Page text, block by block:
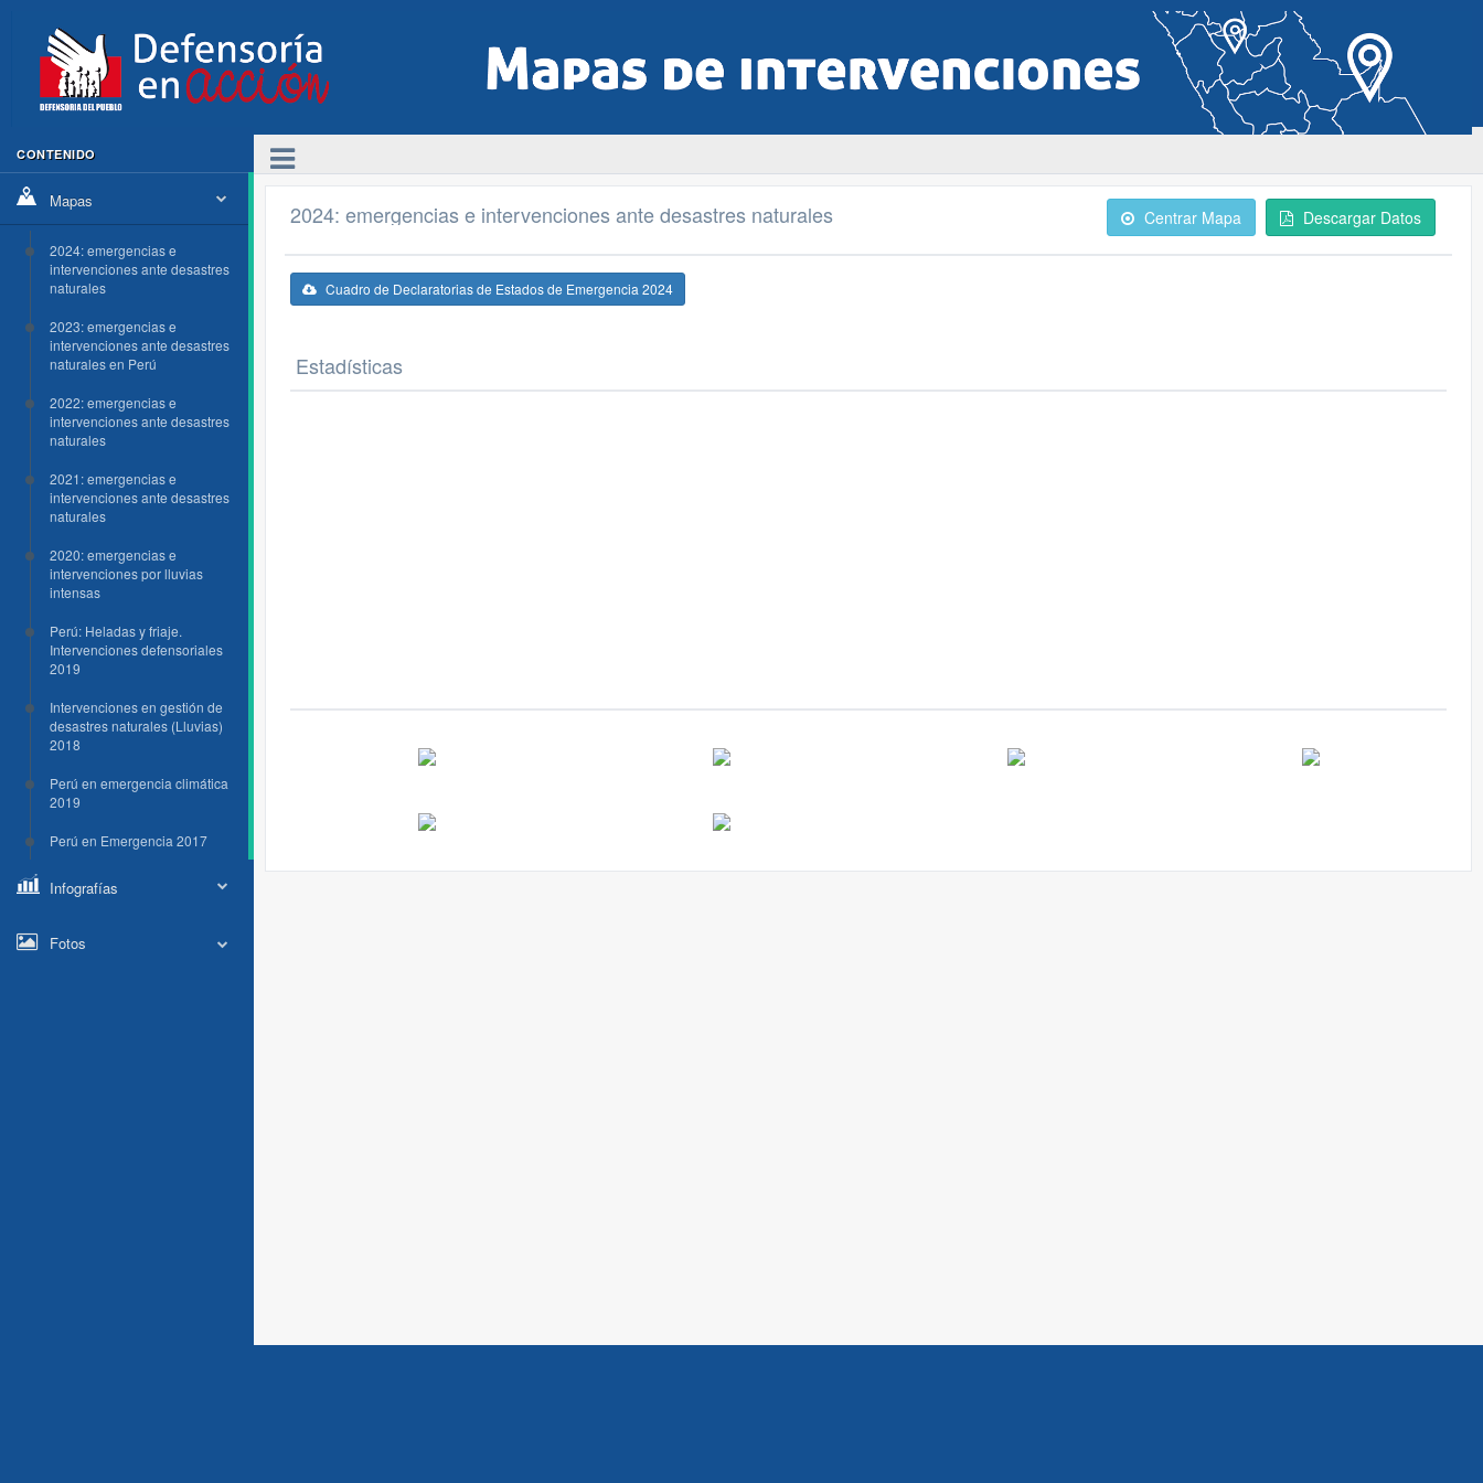
CONTENIDO
Mapas
2024: emergencias e
intervenciones ante desastres
naturales
2023: emergencias e
intervenciones ante desastres
naturales en Perú
2022: emergencias e
intervenciones ante desastres
naturales
2021: emergencias e
intervenciones ante desastres
naturales
2020: emergencias e
intervenciones por lluvias
intensas
Perú: Heladas y friaje.
Intervenciones defensoriales
2019
Intervenciones en gestión de
desastres naturales (Lluvias)
2018
Perú en emergencia climática
2019
Perú en Emergencia 2017
Infografías
Fotos
2024: emergencias e intervenciones ante desastres naturales Centrar Mapa Descargar Datos
Cuadro de Declaratorias de Estados de Emergencia 2024
Estadísticas